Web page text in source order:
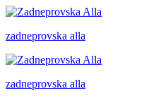
zadneprovska alla
zadneprovska alla